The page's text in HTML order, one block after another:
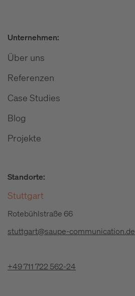
Unternehmen:
Über uns
Referenzen
Case Studies
Blog
Projekte
Standorte:
Stuttgart
Rotebühlstraße 66
stuttgart@saupe-communication.de
+49 711 722 562-24